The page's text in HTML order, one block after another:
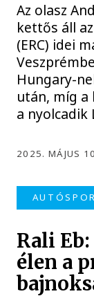
Az olasz
kettős áll
(ERC) idei
Hungary-
után, míg a
a nyolcadik
2025. MÁJUS
Rali
élen a